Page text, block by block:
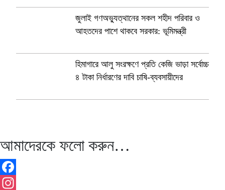
জুলাই গণঅভ্যুত্থানের সকল শহীদ পরিবার ও
আহতদের পাশে থাকবে সরকার: ভূমিমন্ত্রী
হিমাগারে আলু সংরক্ষণে প্রতি কেজি ভাড়া সর্বোচ্চ
৪ টাকা নির্ধারণের দাবি চাষি-ব্যবসায়ীদের
আমাদেরকে ফলো করুন…
Facebook